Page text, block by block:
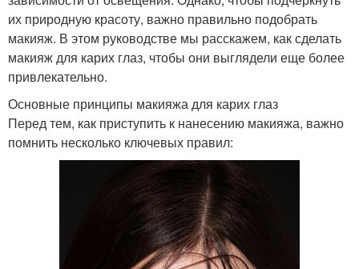
их природную красоту, важно правильно подобрать
макияж. В этом руководстве мы расскажем, как сделать
макияж для карих глаз, чтобы они выглядели еще более
привлекательно.
Основные принципы макияжа для карих глаз
Перед тем, как приступить к нанесению макияжа, важно
помнить несколько ключевых правил: